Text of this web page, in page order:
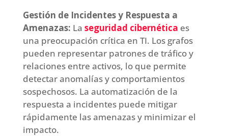
Gestión de Incidentes y Respuesta a
Amenazas: La seguridad cibernética es
una preocupación crítica en TI. Los grafos
pueden representar patrones de tráfico y
relaciones entre activos, lo que permite
detectar anomalías y comportamientos
sospechosos. La automatización de la
respuesta a incidentes puede mitigar
rápidamente las amenazas y minimizar el
impacto.